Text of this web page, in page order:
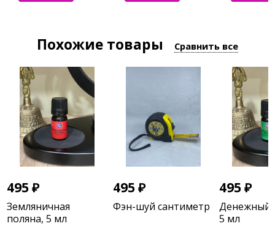
Похожие товары Сравнить все
495₽
Земляничная
поляна, 5 мл
495₽
Фэн-шуй сантиметр
495₽
Денежный
5 мл